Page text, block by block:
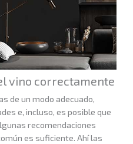
vino correctamente
de un modo adecuado,
e, incluso, es posible que
recomendaciones
es suficiente. Ahí las